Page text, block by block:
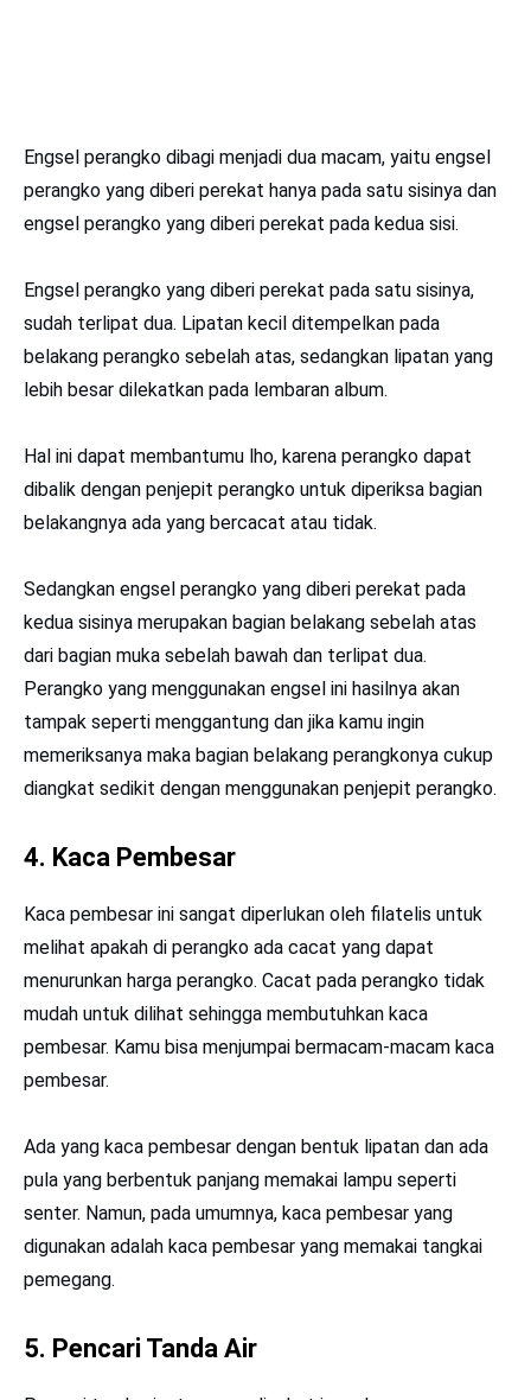
Engsel perangko dibagi menjadi dua macam, yaitu engsel
perangko yang diberi perekat hanya pada satu sisinya dan
engsel perangko yang diberi perekat pada kedua sisi.
Engsel perangko yang diberi perekat pada satu sisinya,
sudah terlipat dua. Lipatan kecil ditempelkan pada
belakang perangko sebelah atas, sedangkan lipatan yang
lebih besar dilekatkan pada lembaran album.
Hal ini dapat membantumu lho, karena perangko dapat
dibalik dengan penjepit perangko untuk diperiksa bagian
belakangnya ada yang bercacat atau tidak.
Sedangkan engsel perangko yang diberi perekat pada
kedua sisinya merupakan bagian belakang sebelah atas
dari bagian muka sebelah bawah dan terlipat dua.
Perangko yang menggunakan engsel ini hasilnya akan
tampak seperti menggantung dan jika kamu ingin
memeriksanya maka bagian belakang perangkonya cukup
diangkat sedikit dengan menggunakan penjepit perangko.
4. Kaca Pembesar
Kaca pembesar ini sangat diperlukan oleh filatelis untuk
melihat apakah di perangko ada cacat yang dapat
menurunkan harga perangko. Cacat pada perangko tidak
mudah untuk dilihat sehingga membutuhkan kaca
pembesar. Kamu bisa menjumpai bermacam-macam kaca
pembesar.
Ada yang kaca pembesar dengan bentuk lipatan dan ada
pula yang berbentuk panjang memakai lampu seperti
senter. Namun, pada umumnya, kaca pembesar yang
digunakan adalah kaca pembesar yang memakai tangkai
pemegang.
5. Pencari Tanda Air